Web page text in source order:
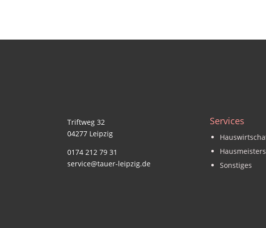
Triftweg 32
04277 Leipzig
0174 212 79 31
service@tauer-leipzig.de
Services
Sonstiges